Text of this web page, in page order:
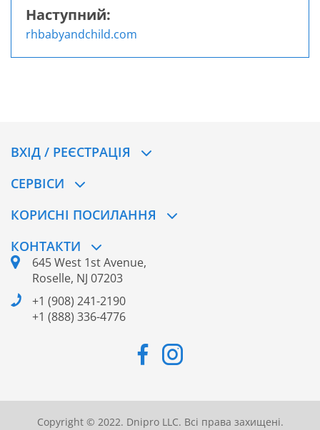
Наступний:
rhbabyandchild.com
ВХІД / РЕЄСТРАЦІЯ
CЕРВІСИ
КОРИСНІ ПОСИЛАННЯ
КОНТАКТИ
645 West 1st Avenue,
Roselle, NJ 07203
+1 (908) 241-2190
+1 (888) 336-4776
Copyright © 2022. Dnipro LLC. Всі права захищені.